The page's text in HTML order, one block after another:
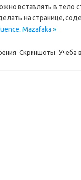
вставлять в тело
на странице,
Mazafaka »
Скриншоты Учеба